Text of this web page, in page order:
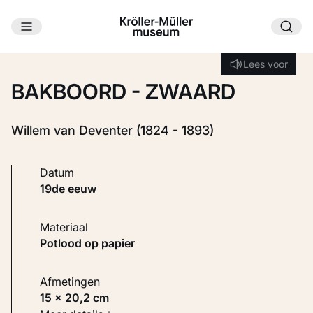
Ga naar hoofdinhoud
Lees voor
Lees voor
BAKBOORD - ZWAARD
Willem van Deventer (1824 - 1893)
Datum
19de eeuw
Materiaal
Potlood op papier
Afmetingen
15 × 20,2 cm